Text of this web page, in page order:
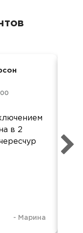
в 2
- Марина